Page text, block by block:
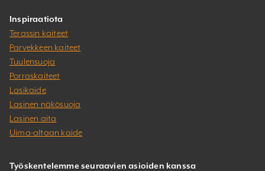
Inspiraatiota
Terassin kaiteet
Parvekkeen kaiteet
Tuulensuoja
Porraskaiteet
Lasikaide
Lasinen näkösuoja
Lasinen aita
Uima-altaan kaide
Työskentelemme seuraavien asioiden kanssa